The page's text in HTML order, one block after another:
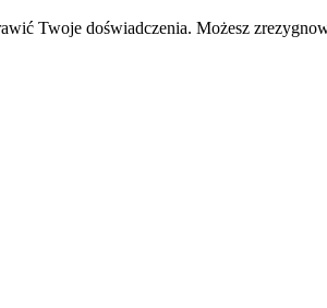
Twoje doświadczenia. Możesz